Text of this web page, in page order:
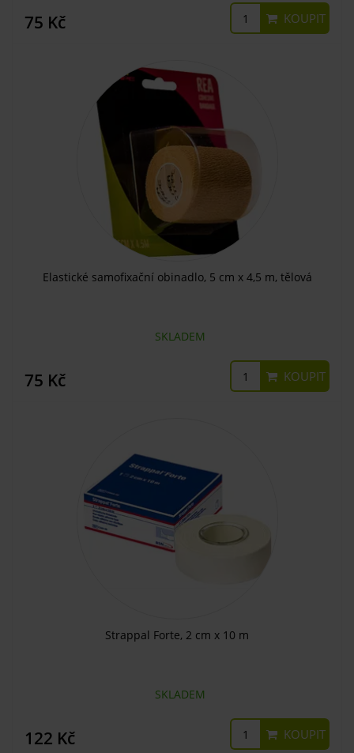
75 Kč KOUPIT
Elastické samofixační obinadlo, 5 cm x 4,5 m, tělová
SKLADEM
75 Kč KOUPIT
Strappal Forte, 2 cm x 10 m
SKLADEM
122 Kč KOUPIT